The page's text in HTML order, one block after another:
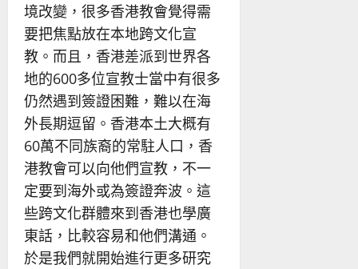
境改變，很多香港教會覺得需
要把焦點放在本地跨文化宣
教。而且，香港差派到世界各
地的600多位宣教士當中有很多
仍然遇到簽證困難，難以在海
外長期逗留。香港本土大概有
60萬不同族裔的常駐人口，香
港教會可以向他們宣教，不一
定要到海外或為簽證奔波。這
些跨文化群體來到香港也學廣
東話，比較容易和他們溝通。
於是我們就開始進行更多研究